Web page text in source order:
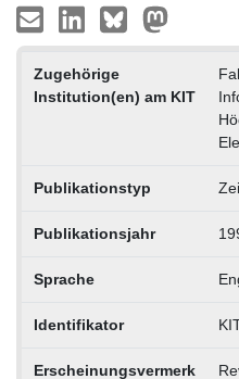
Zugehörige
Institution(en) am KIT
Publikationstyp
Publikationsjahr
Sprache
Identifikator
Erscheinungsvermerk